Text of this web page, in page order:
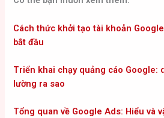
Cách thức khởi tạo tài khoản
bắt đầu
Triển khai chạy quảng cáo Google:
lường ra sao
Tổng quan về Google Ads: Hiểu và